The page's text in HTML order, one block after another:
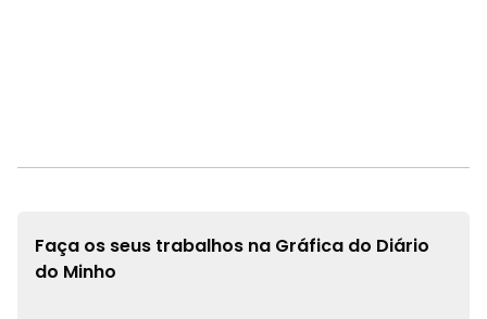
Faça os seus trabalhos na Gráfica do Diário
do Minho